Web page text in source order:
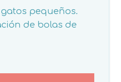
pequeños.
de bolas de